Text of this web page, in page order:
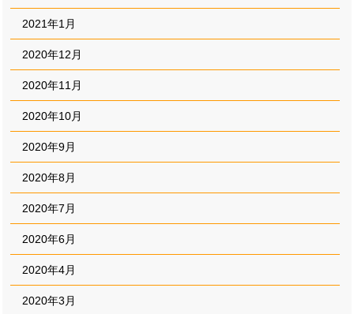
2021年1月
2020年12月
2020年11月
2020年10月
2020年9月
2020年8月
2020年7月
2020年6月
2020年4月
2020年3月